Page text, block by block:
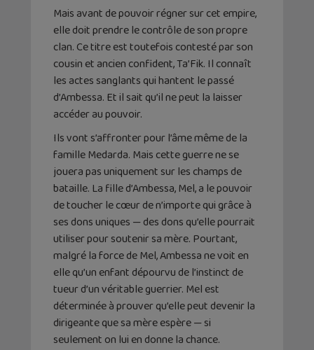
Mais avant de pouvoir régner sur cet empire,
elle doit prendre le contrôle de son propre
clan. Ce titre est toutefois contesté par son
cousin et ancien confident, Ta’Fik. Il connaît
les actes sanglants qui hantent le passé
d’Ambessa. Et il sait qu’il ne peut la laisser
accéder au pouvoir.
Ils vont s’affronter pour l’âme même de la
famille Medarda. Mais cette guerre ne se
jouera pas uniquement sur les champs de
bataille. La fille d’Ambessa, Mel, a le pouvoir
de toucher le cœur de n’importe qui grâce à
ses dons uniques — des dons qu’elle pourrait
utiliser pour soutenir sa mère. Pourtant,
malgré la force de Mel, Ambessa ne voit en
elle qu’un enfant dépourvu de l’instinct de
tueur d’un véritable guerrier. Mel est
déterminée à prouver qu’elle peut devenir la
dirigeante que sa mère espère — si
seulement on lui en donne la chance.